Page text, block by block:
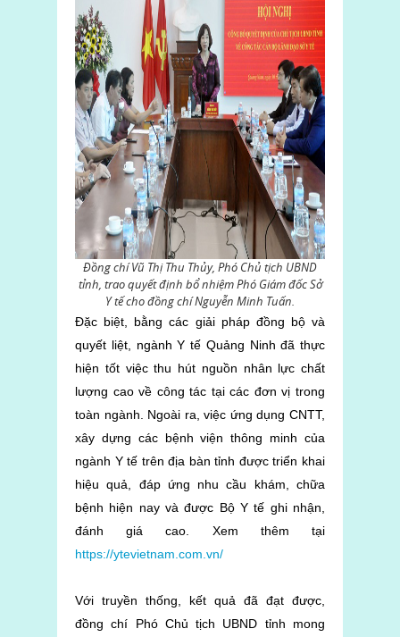
Đồng chí Vũ Thị Thu Thủy, Phó Chủ tịch UBND
tỉnh, trao quyết định bổ nhiệm Phó Giám đốc Sở
Y tế cho đồng chí Nguyễn Minh Tuấn.
Đặc biệt, bằng các giải pháp đồng bộ và
quyết liệt, ngành Y tế Quảng Ninh đã thực
hiện tốt việc thu hút nguồn nhân lực chất
lượng cao về công tác tại các đơn vị trong
toàn ngành. Ngoài ra, việc ứng dụng CNTT,
xây dựng các bệnh viện thông minh của
ngành Y tế trên địa bàn tỉnh được triển khai
hiệu quả, đáp ứng nhu cầu khám, chữa
bệnh hiện nay và được Bộ Y tế ghi nhận,
đánh giá cao. Xem thêm tại
https://ytevietnam.com.vn/
Với truyền thống, kết quả đã đạt được,
đồng chí Phó Chủ tịch UBND tỉnh mong